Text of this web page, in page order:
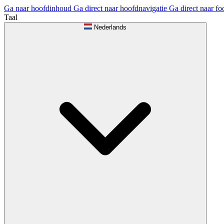
Ga naar hoofdinhoud Ga direct naar hoofdnavigatie Ga direct naar
Taal
Nederlands